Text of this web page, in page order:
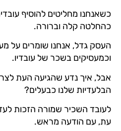
כשאנחנו מחליטים להוסיף
כהחלטה קלה וברורה.
העסק גדל, אנחנו שומרים על
וכמעסיקים בשכר של עובדיו.
אבל, איך נדע שהגיעה העת
הבלעדיות שלנו כבעלים?
לעובד השכיר שמורה הזכות
עת, עם הודעה מראש.